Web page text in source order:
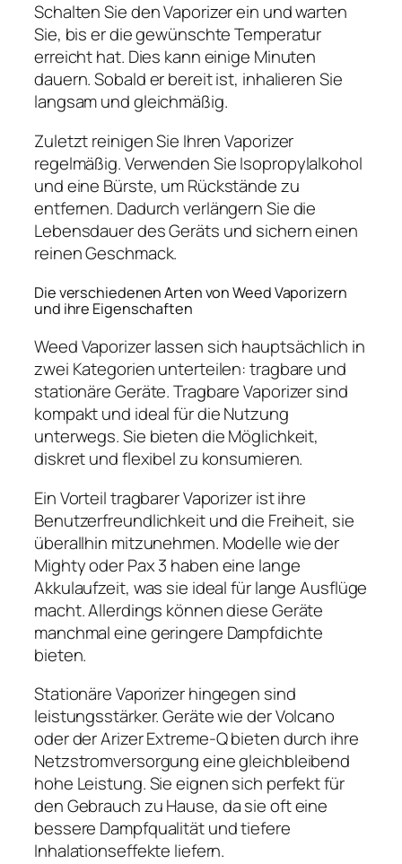
Schalten Sie den Vaporizer ein und warten
Sie, bis er die gewünschte Temperatur
erreicht hat. Dies kann einige Minuten
dauern. Sobald er bereit ist, inhalieren Sie
langsam und gleichmäßig.
Zuletzt reinigen Sie Ihren Vaporizer
regelmäßig. Verwenden Sie Isopropylalkohol
und eine Bürste, um Rückstände zu
entfernen. Dadurch verlängern Sie die
Lebensdauer des Geräts und sichern einen
reinen Geschmack.
Die verschiedenen Arten von Weed Vaporizern
und ihre Eigenschaften
Weed Vaporizer lassen sich hauptsächlich in
zwei Kategorien unterteilen: tragbare und
stationäre Geräte. Tragbare Vaporizer sind
kompakt und ideal für die Nutzung
unterwegs. Sie bieten die Möglichkeit,
diskret und flexibel zu konsumieren.
Ein Vorteil tragbarer Vaporizer ist ihre
Benutzerfreundlichkeit und die Freiheit, sie
überallhin mitzunehmen. Modelle wie der
Mighty oder Pax 3 haben eine lange
Akkulaufzeit, was sie ideal für lange Ausflüge
macht. Allerdings können diese Geräte
manchmal eine geringere Dampfdichte
bieten.
Stationäre Vaporizer hingegen sind
leistungsstärker. Geräte wie der Volcano
oder der Arizer Extreme-Q bieten durch ihre
Netzstromversorgung eine gleichbleibend
hohe Leistung. Sie eignen sich perfekt für
den Gebrauch zu Hause, da sie oft eine
bessere Dampfqualität und tiefere
Inhalationseffekte liefern.